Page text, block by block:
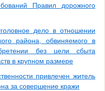
Правил дорожного
дело в отношении
района, обвиняемого в
без цели сбыта
в крупном размере
привлечен житель
за совершение кражи